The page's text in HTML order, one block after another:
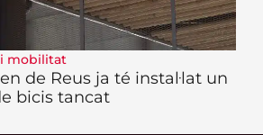
mobilitat
de Reus ja té instal·lat un
bicis tancat